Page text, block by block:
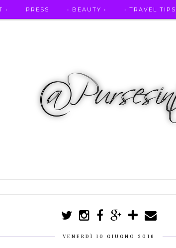
• PRESS • BEAUTY • • TRAVEL TIPS
VENERDÌ 10 GIUGNO 2016